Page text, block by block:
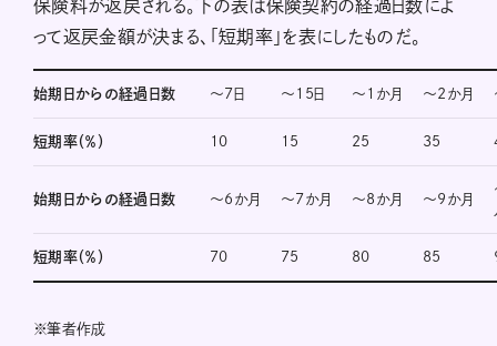
保険料が返戻される。下の表は保険契約の経過日数によ
って返戻金額が決まる、「短期率」を表にしたものだ。
始期日からの経過日数 〜7日 〜15日 〜1か月 〜2か月
短期率（％） 10 15 25 35
始期日からの経過日数 〜6か月 〜7か月 〜8か月 〜9か月
短期率（％） 70 75 80 85
※筆者作成